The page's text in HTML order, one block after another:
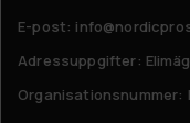
E-post:
Adressuppgifter:
Organisationsnummer: